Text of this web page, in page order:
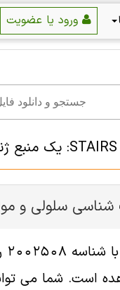
سلولی و
است. شما می